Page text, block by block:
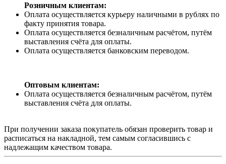
Розничным клиентам:
Оплата осуществляется курьеру наличными в рублях по
факту принятия товара.
Оплата осуществляется безналичным расчётом, путём
выставления счёта для оплаты.
Оплата осуществляется банковским переводом.
Оптовым клиентам:
Оплата осуществляется безналичным расчётом, путём
выставления счёта для оплаты.
При получении заказа покупатель обязан проверить товар и
расписаться на накладной, тем самым согласившись с
надлежащим качеством товара.